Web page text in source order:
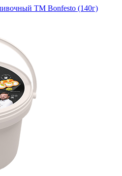
ТМ Bonfesto (140г)